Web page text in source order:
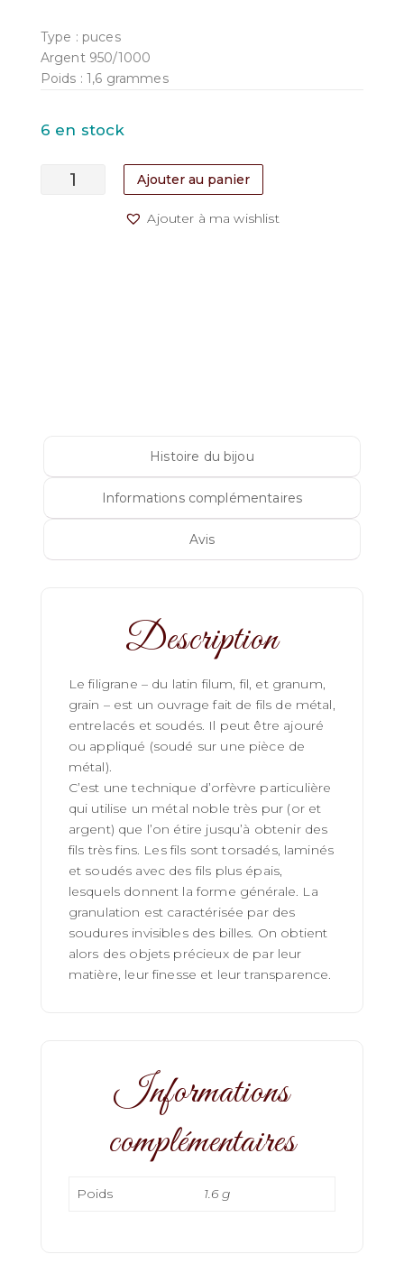
Type : puces
Argent 950/1000
Poids : 1,6 grammes
6 en stock
quantité
Ajouter au panier
Ajouter à ma wishlist
Histoire du bijou
Informations complémentaires
Avis
Description
Le filigrane – du latin filum, fil, et granum,
grain – est un ouvrage fait de fils de métal,
entrelacés et soudés. Il peut être ajouré
ou appliqué (soudé sur une pièce de
métal).
C’est une technique d’orfèvre particulière
qui utilise un métal noble très pur (or et
argent) que l’on étire jusqu’à obtenir des
fils très fins. Les fils sont torsadés, laminés
et soudés avec des fils plus épais,
lesquels donnent la forme générale. La
granulation est caractérisée par des
soudures invisibles des billes. On obtient
alors des objets précieux de par leur
matière, leur finesse et leur transparence.
Informations
complémentaires
Poids 1.6 g